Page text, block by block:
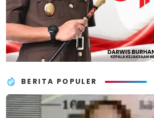
BERITA POPULER